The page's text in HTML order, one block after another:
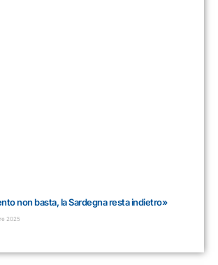
non basta, la Sardegna resta indietro»
2025